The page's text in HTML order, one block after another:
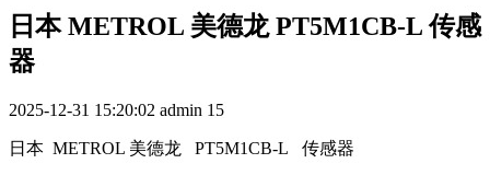
日本 METROL 美德龙 PT5M1CB-L 传感
器
2025-12-31 15:20:02 admin 15
日本 METROL 美德龙 PT5M1CB-L 传感器